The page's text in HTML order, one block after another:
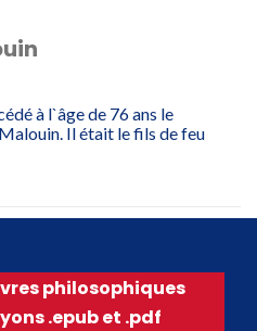
à l`âge de 76 ans le
Il était le fils de feu
philosophiques
.epub et .pdf